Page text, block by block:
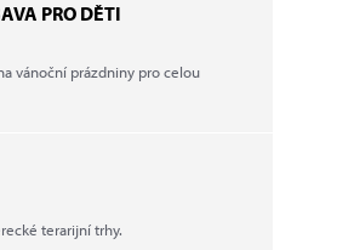
PRO DĚTI
vánoční prázdniny pro celou
terarijní trhy.